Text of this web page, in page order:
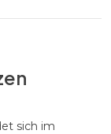
sich im